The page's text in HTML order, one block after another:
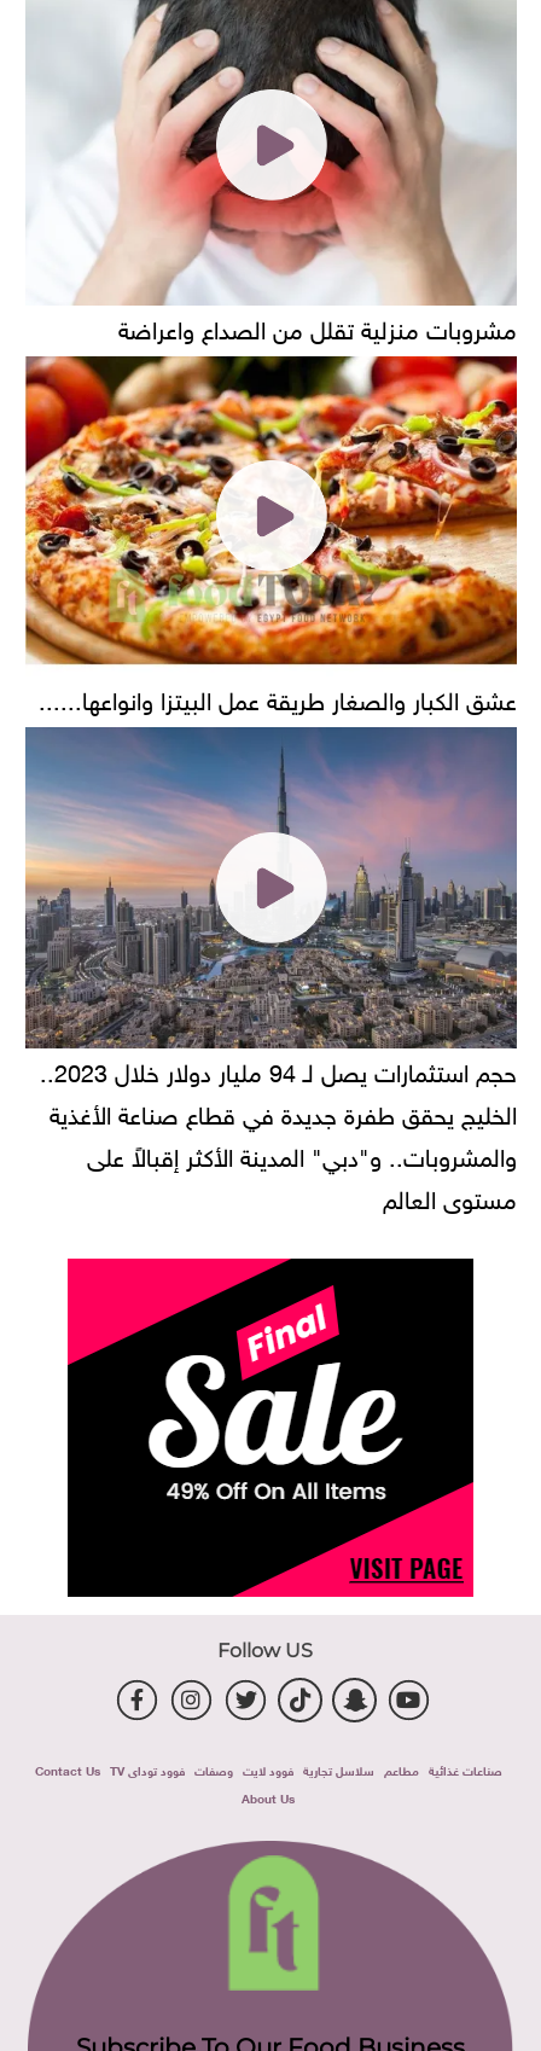
مشروبات منزلية تقلل من الصداع واعراضة
عشق الكبار والصغار طريقة عمل البيتزا وانواعها......
الخليج يحقق طفرة جديدة في قطاع صناعة الأغذية
والمشروبات.. و"دبي" المدينة الأكثر إقبالاً على
مستوى العالم
Follow US
صناعات غذائية مطاعم سلاسل تجارية فوود لايت وصفات فوود توداى TV
Contact Us
About Us